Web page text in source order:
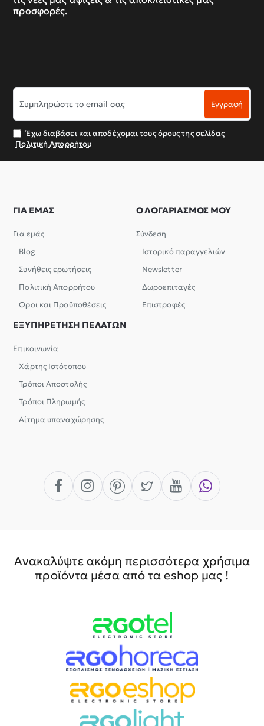
προσφορές.
Συμπληρώστε
το
email
σας
Εγγραφή
Έχω διαβάσει και αποδέχομαι τους όρους της σελίδας
Πολιτική Απορρήτου
ΓΙΑ ΕΜΑΣ
Για εμάς
Blog
Συνήθεις ερωτήσεις
Πολιτική Απορρήτου
Όροι και Προϋποθέσεις
Ο ΛΟΓΑΡΙΑΣΜΟΣ ΜΟΥ
Σύνδεση
Ιστορικό παραγγελιών
Newsletter
Δωροεπιταγές
Επιστροφές
ΕΞΥΠΗΡΕΤΗΣΗ ΠΕΛΑΤΩΝ
Επικοινωνία
Χάρτης Ιστότοπου
Τρόποι Αποστολής
Τρόποι Πληρωμής
Αίτημα υπαναχώρησης
Ανακαλύψτε ακόμη περισσότερα χρήσιμα
προϊόντα μέσα από τα eshop μας !